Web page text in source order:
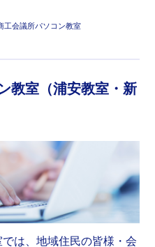
工会議所パソコン教室
教室（浦安教室・新
は、地域住民の皆様・会